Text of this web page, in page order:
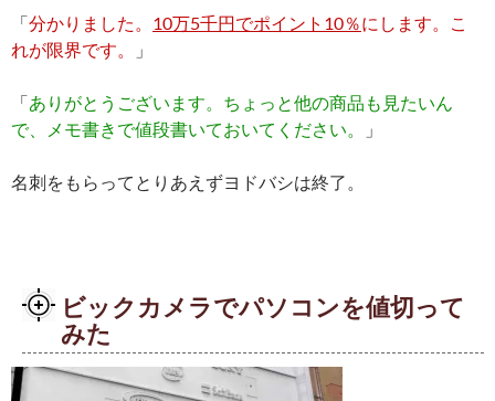
「分かりました。 10万5千円でポイント10％にします。こ
れが限界です。
」
「ありがとうございます。ちょっと他の商品も見たいん
で、メモ書きで値段書いておいてください。
」
名刺をもらってとりあえずヨドバシは終了。
ビックカメラでパソコンを値切って
みた